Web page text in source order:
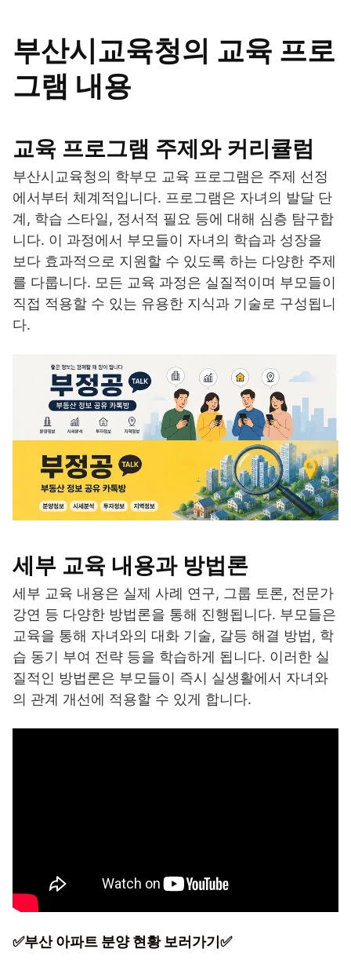
부산시교육청의 교육 프로
그램 내용
교육 프로그램 주제와 커리큘럼
부산시교육청의 학부모 교육 프로그램은 주제 선정
에서부터 체계적입니다. 프로그램은 자녀의 발달 단
계, 학습 스타일, 정서적 필요 등에 대해 심층 탐구합
니다. 이 과정에서 부모들이 자녀의 학습과 성장을
보다 효과적으로 지원할 수 있도록 하는 다양한 주제
를 다룹니다. 모든 교육 과정은 실질적이며 부모들이
직접 적용할 수 있는 유용한 지식과 기술로 구성됩니
다.
세부 교육 내용과 방법론
세부 교육 내용은 실제 사례 연구, 그룹 토론, 전문가
강연 등 다양한 방법론을 통해 진행됩니다. 부모들은
교육을 통해 자녀와의 대화 기술, 갈등 해결 방법, 학
습 동기 부여 전략 등을 학습하게 됩니다. 이러한 실
질적인 방법론은 부모들이 즉시 실생활에서 자녀와
의 관계 개선에 적용할 수 있게 합니다.
✅부산 아파트 분양 현황 보러가기✅